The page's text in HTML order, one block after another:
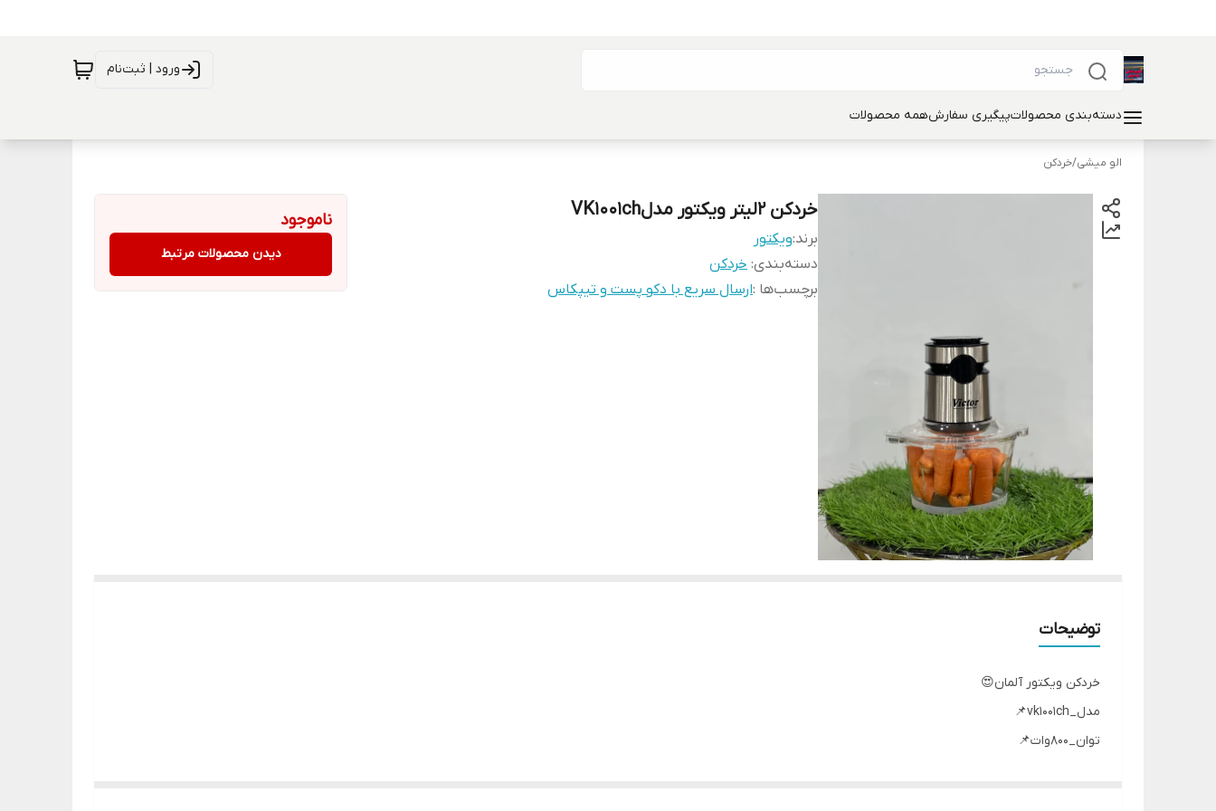
ورود | ثبت‌نام
دسته‌بندی محصولاتپیگیری سفارشهمه محصولات
الو میشی/خردکن
خردکن 2لیتر ویکتور مدلVK1001ch
برند:ویکتور
دسته‌بندی: خردکن
برچسب‌ها :ارسال سریع با دکو پست و تیپکاس
ناموجود
دیدن محصولات مرتبط
توضیحات
خردکن ویکتور آلمان😍
مدل_vk1001ch📌
توان_800وات📌